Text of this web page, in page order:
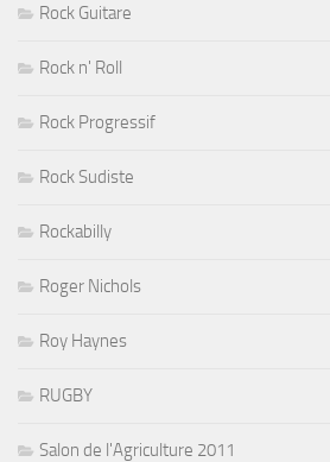
Rock Guitare
Rock n' Roll
Rock Progressif
Rock Sudiste
Rockabilly
Roger Nichols
Roy Haynes
RUGBY
Salon de l'Agriculture 2011